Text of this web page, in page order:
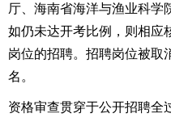
厅、海南省海洋与渔业科学
如仍未达开考比例，则相应
岗位的招聘。招聘岗位被取
名。
资格审查贯穿于公开招聘全